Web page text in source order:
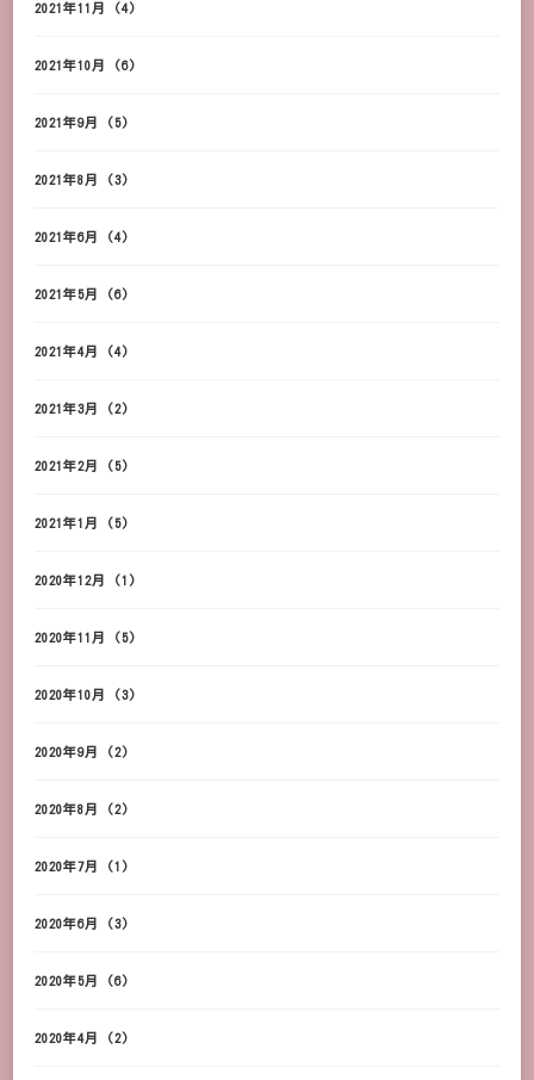
2021年11月 (4)
2021年10月 (6)
2021年9月 (5)
2021年8月 (3)
2021年6月 (4)
2021年5月 (6)
2021年4月 (4)
2021年3月 (2)
2021年2月 (5)
2021年1月 (5)
2020年12月 (1)
2020年11月 (5)
2020年10月 (3)
2020年9月 (2)
2020年8月 (2)
2020年7月 (1)
2020年6月 (3)
2020年5月 (6)
2020年4月 (2)